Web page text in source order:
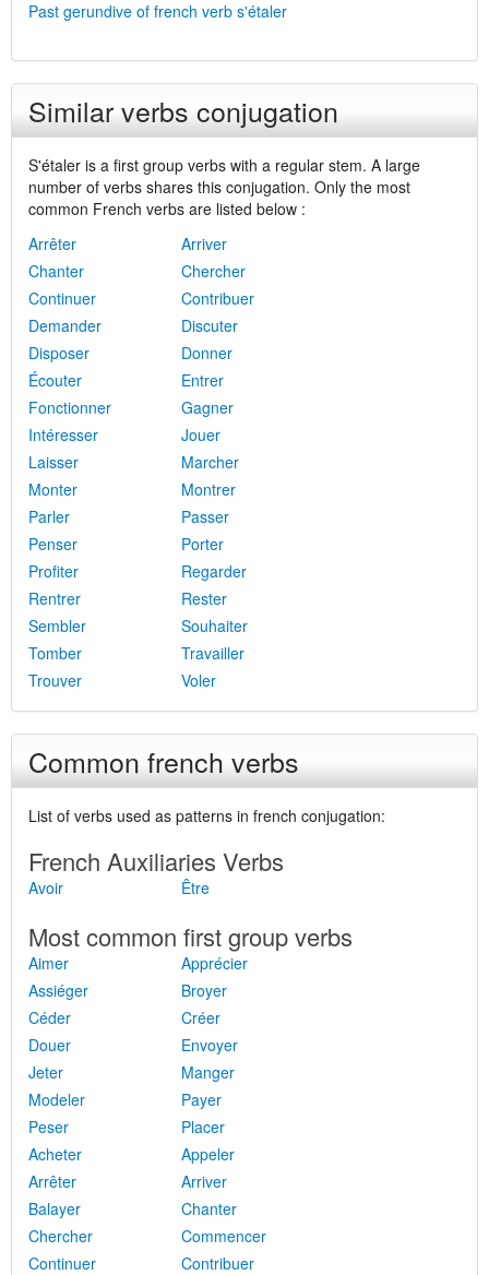
Past gerundive of french verb s'étaler
Similar verbs conjugation
S'étaler is a first group verbs with a regular stem. A large
number of verbs shares this conjugation. Only the most
common French verbs are listed below :
Arrêter
Arriver
Chanter
Chercher
Continuer
Contribuer
Demander
Discuter
Disposer
Donner
Écouter
Entrer
Fonctionner
Gagner
Intéresser
Jouer
Laisser
Marcher
Monter
Montrer
Parler
Passer
Penser
Porter
Profiter
Regarder
Rentrer
Rester
Sembler
Souhaiter
Tomber
Travailler
Trouver
Voler
Common french verbs
List of verbs used as patterns in french conjugation:
French Auxiliaries Verbs
Avoir Être
Most common first group verbs
Aimer
Apprécier
Assiéger
Broyer
Céder
Créer
Douer
Envoyer
Jeter
Manger
Modeler
Payer
Peser
Placer
Acheter
Appeler
Arrêter
Arriver
Balayer
Chanter
Chercher
Commencer
Continuer
Contribuer